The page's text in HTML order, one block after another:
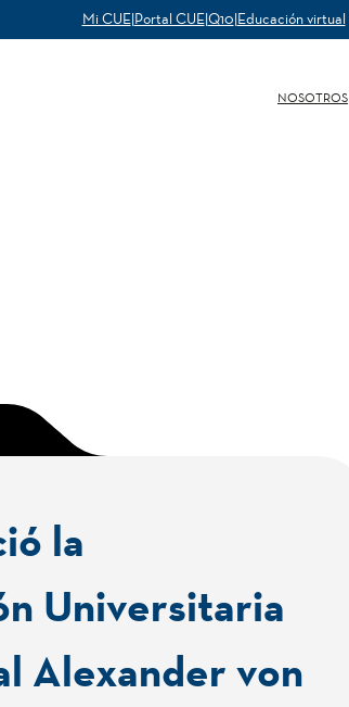
Mi CUE|Portal CUE|Q10|Educación virtual
NOSOTROS
la
Universitaria
Alexander von